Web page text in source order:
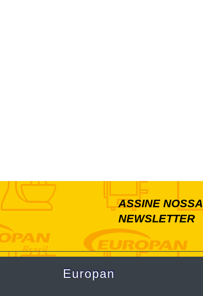
ASSINE NOSSA
NEWSLETTER
Europan